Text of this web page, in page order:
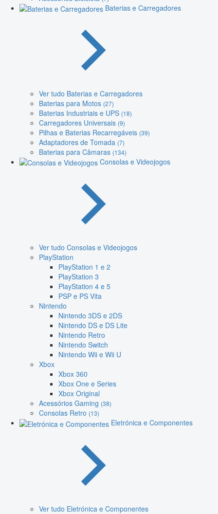
Baterias e Carregadores
Ver tudo Baterias e Carregadores
Baterias para Motos (27)
Baterias Industriais e UPS (18)
Carregadores Universais (9)
Pilhas e Baterias Recarregáveis (39)
Adaptadores de Tomada (7)
Baterias para Câmaras (134)
Consolas e Videojogos
Ver tudo Consolas e Videojogos
PlayStation
PlayStation 1 e 2
PlayStation 3
PlayStation 4 e 5
PSP e PS Vita
Nintendo
Nintendo 3DS e 2DS
Nintendo DS e DS Lite
Nintendo Retro
Nintendo Switch
Nintendo Wii e Wii U
Xbox
Xbox 360
Xbox One e Series
Xbox Original
Acessórios Gaming (38)
Consolas Retro (13)
Eletrónica e Componentes
Ver tudo Eletrónica e Componentes